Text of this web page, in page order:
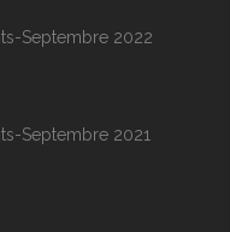
Septembre 2022
Septembre 2021